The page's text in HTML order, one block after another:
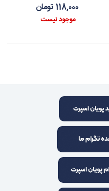
118,000 تومان
موجود نیست